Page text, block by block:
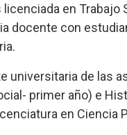
licenciada en Trabajo
docente con
universitaria de las
primer año) e
en Ciencia